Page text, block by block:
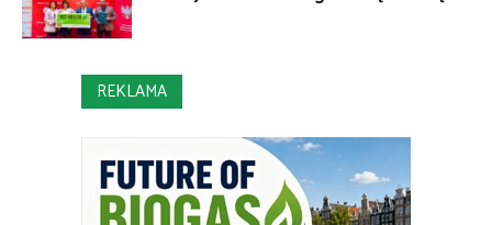
REKLAMA